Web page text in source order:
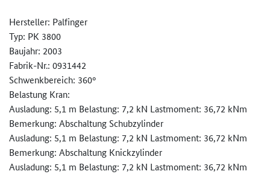
Hersteller: Palfinger
Typ: PK 3800
Baujahr: 2003
Fabrik-Nr.: 0931442
Schwenkbereich: 360°
Belastung Kran:
Ausladung: 5,1 m Belastung: 7,2 kN Lastmoment: 36,72 kNm
Bemerkung: Abschaltung Schubzylinder
Ausladung: 5,1 m Belastung: 7,2 kN Lastmoment: 36,72 kNm
Bemerkung: Abschaltung Knickzylinder
Ausladung: 5,1 m Belastung: 7,2 kN Lastmoment: 36,72 kNm